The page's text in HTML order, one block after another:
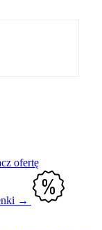
ofertę
→